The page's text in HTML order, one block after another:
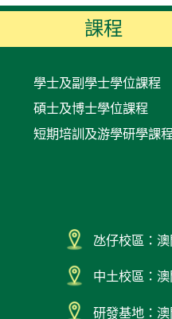
課程
學士及副學士學位課程
碩士及博士學位課程
短期培訓及游學研學課程
氹仔校區：
中土校區：
研發基地：